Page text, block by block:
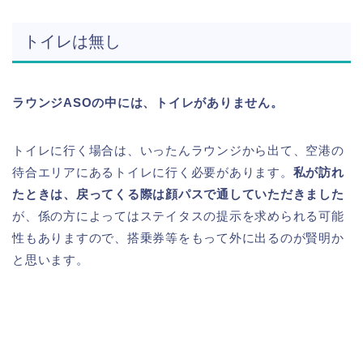
トイレは無し
ラウンジASOの中には、トイレがありません。
トイレに行く場合は、いったんラウンジから出て、空港の
待合エリアにあるトイレに行く必要があります。 私が訪れ
たときは、戻ってくる際は顔パスで通していただきました
が、係の方によってはステイタスの提示を求められる可能
性もありますので、搭乗券等をもって外に出るのが賢明か
と思います。